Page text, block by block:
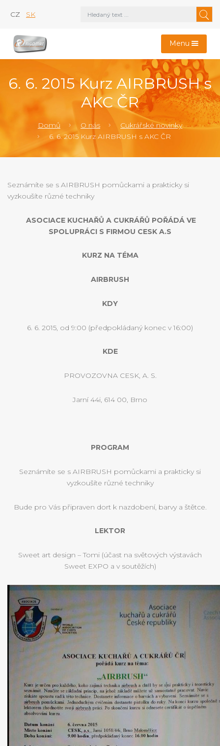
CZ SK
Menu
6. 6. 2015 Kurz AIRBRUSH s
AKC ČR
Domů O nás
Cukrářské novinky
6. 6. 2015 Kurz AIRBRUSH s AKC ČR
Seznámíte se s AIRBRUSH pomůckami a prakticky si
vyzkoušíte různé techniky
ASOCIACE KUCHAŘŮ A CUKRÁŘŮ POŘÁDÁ VE
SPOLUPRÁCI S FIRMOU CESK A.S
KURZ NA TÉMA
AIRBRUSH
KDY
6. 6. 2015, od 9:00 (předpokládaný konec v 16:00)
KDE
PROVOZOVNA CESK, A. S.
Jarní 44i, 614 00, Brno
PROGRAM
Seznámíte se s AIRBRUSH pomůckami a prakticky si
vyzkoušíte různé techniky
Bude pro Vás připraven dort k nazdobení, barvy a štětce.
LEKTOR
Sweet art design – Tomi (účast na světových výstavách
Sweet EXPO a v soutěžích)